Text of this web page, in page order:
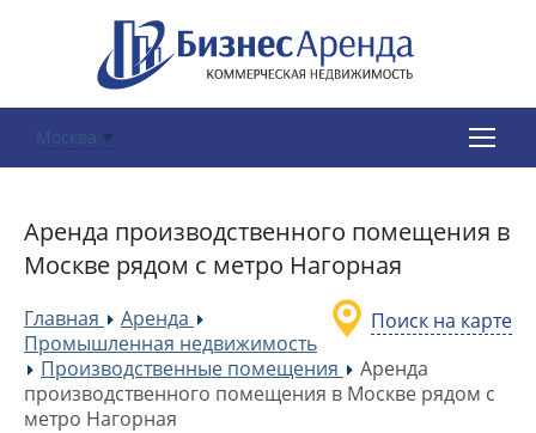
Москва
Аренда производственного помещения в
Москве рядом с метро Нагорная
Поиск на карте
Главная »
Аренда
Промышленная недвижимость
»Производственные помещения »
Аренда
производственного помещения в Москве рядом с
метро Нагорная